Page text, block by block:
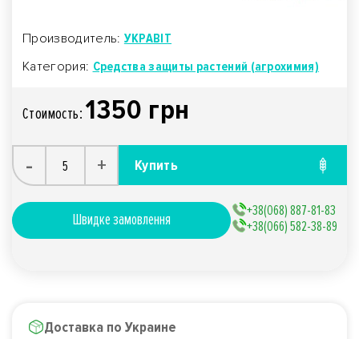
Производитель: УКРАВІТ
Категория: Средства защиты растений (агрохимия)
Стоимость: 1350 грн
- + Купить
Швидке замовлення
+38(068) 887-81-83
+38(066) 582-38-89
Доставка по Украине